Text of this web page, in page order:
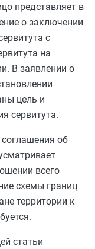
представляет в
о заключении
с
на
В заявлении о
цель и
сервитута.
об
всего
схемы границ
территории к
статьи